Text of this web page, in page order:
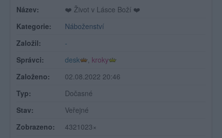
Název:
❤️ Život v Lásce Boží ❤️
Kategorie:
Náboženství
Založil:
-
Správci:
desk , kroky
Založeno:
02.08.2022 20:46
Typ:
Dočasné
Stav:
Veřejné
Zobrazeno:
4321023×